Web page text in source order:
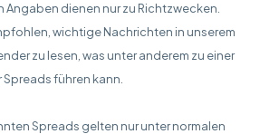
Angaben dienen nur zu Richtzwecken.
wichtige Nachrichten in unserem
zu lesen, was unter anderem zu einer
führen kann.
Spreads gelten nur unter normalen